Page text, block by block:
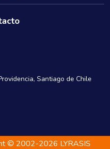
Santiago de Chile
© 2002-2026 LYRASIS